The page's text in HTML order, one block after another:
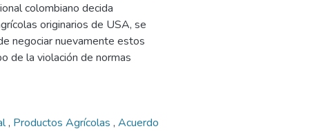
colombiano decida
originarios de USA, se
negociar nuevamente estos
de la violación de normas
, Productos Agrícolas , Acuerdo